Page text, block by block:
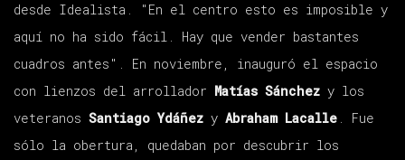
desde Idealista. "En el centro esto es imposible y
aquí no ha sido fácil. Hay que vender bastantes
cuadros antes". En noviembre, inauguró el espacio
con lienzos del arrollador Matías Sánchez y los
veteranos Santiago Ydáñez y Abraham Lacalle . Fue
sólo la obertura, quedaban por descubrir los